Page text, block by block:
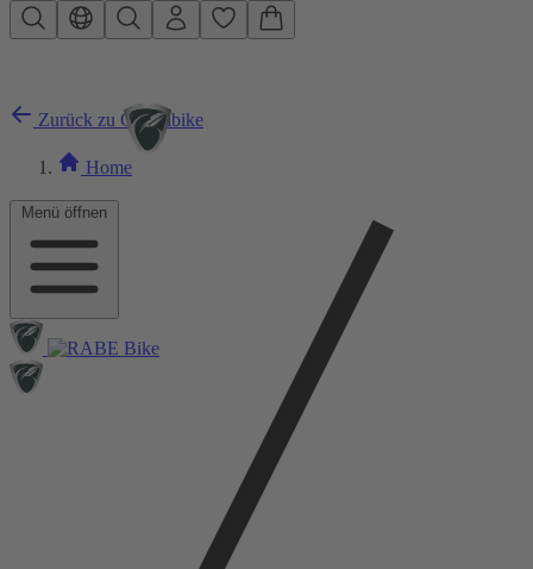
Zum Hauptinhalt springen
Menü öffnen
Zurück zu Gravelbike
Home